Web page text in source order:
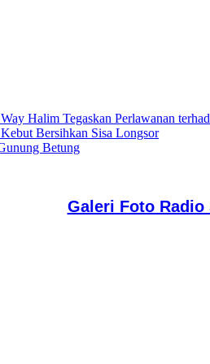
Halim Tegaskan Perlawanan
Bersihkan Sisa Longsor
Betung
Galeri Foto Radio